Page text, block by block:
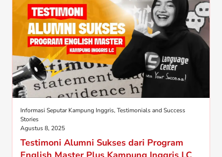
Informasi Seputar Kampung Inggris, Testimonials and Success
Stories
Agustus 8, 2025
Testimoni Alumni Sukses dari Program